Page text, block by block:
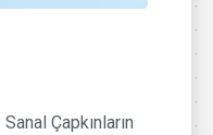
Sanal Çapkınların